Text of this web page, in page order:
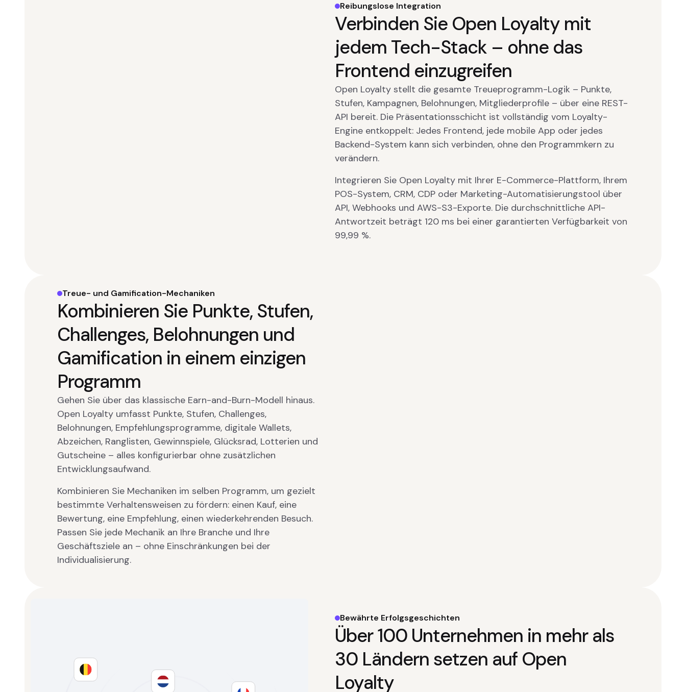
Reibungslose Integration
Verbinden Sie Open Loyalty mit
jedem Tech-Stack – ohne das
Frontend einzugreifen
Open Loyalty stellt die gesamte Treueprogramm-Logik – Punkte,
Stufen, Kampagnen, Belohnungen, Mitgliederprofile – über eine REST-
API bereit. Die Präsentationsschicht ist vollständig vom Loyalty-
Engine entkoppelt: Jedes Frontend, jede mobile App oder jedes
Backend-System kann sich verbinden, ohne den Programmkern zu
verändern.
Integrieren Sie Open Loyalty mit Ihrer E-Commerce-Plattform, Ihrem
POS-System, CRM, CDP oder Marketing-Automatisierungstool über
API, Webhooks und AWS-S3-Exporte. Die durchschnittliche API-
Antwortzeit beträgt 120 ms bei einer garantierten Verfügbarkeit von
99,99 %.
Treue- und Gamification-Mechaniken
Kombinieren Sie Punkte, Stufen,
Challenges, Belohnungen und
Gamification in einem einzigen
Programm
Gehen Sie über das klassische Earn-and-Burn-Modell hinaus.
Open Loyalty umfasst Punkte, Stufen, Challenges,
Belohnungen, Empfehlungsprogramme, digitale Wallets,
Abzeichen, Ranglisten, Gewinnspiele, Glücksrad, Lotterien und
Gutscheine – alles konfigurierbar ohne zusätzlichen
Entwicklungsaufwand.
Kombinieren Sie Mechaniken im selben Programm, um gezielt
bestimmte Verhaltensweisen zu fördern: einen Kauf, eine
Bewertung, eine Empfehlung, einen wiederkehrenden Besuch.
Passen Sie jede Mechanik an Ihre Branche und Ihre
Geschäftsziele an – ohne Einschränkungen bei der
Individualisierung.
Bewährte Erfolgsgeschichten
Über 100 Unternehmen in mehr als
30 Ländern setzen auf Open
Loyalty